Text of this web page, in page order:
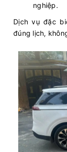
nghiệp.
Dịch vụ đặc
đúng lịch,